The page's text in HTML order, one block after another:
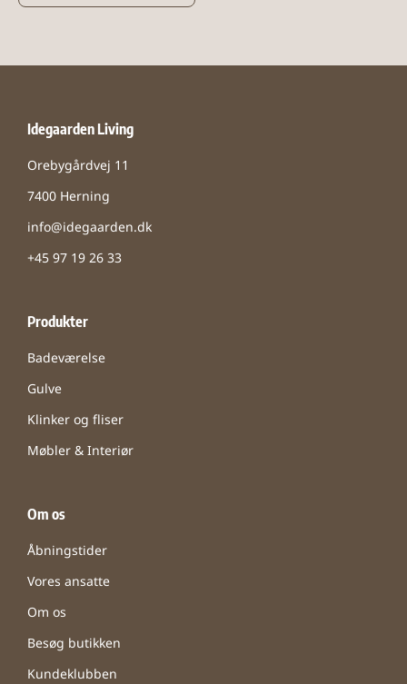
Idegaarden Living
Orebygårdvej 11
7400 Herning
info@idegaarden.dk
+45 97 19 26 33
Produkter
Badeværelse
Gulve
Klinker og fliser
Møbler & Interiør
Om os
Åbningstider
Vores ansatte
Om os
Besøg butikken
Kundeklubben